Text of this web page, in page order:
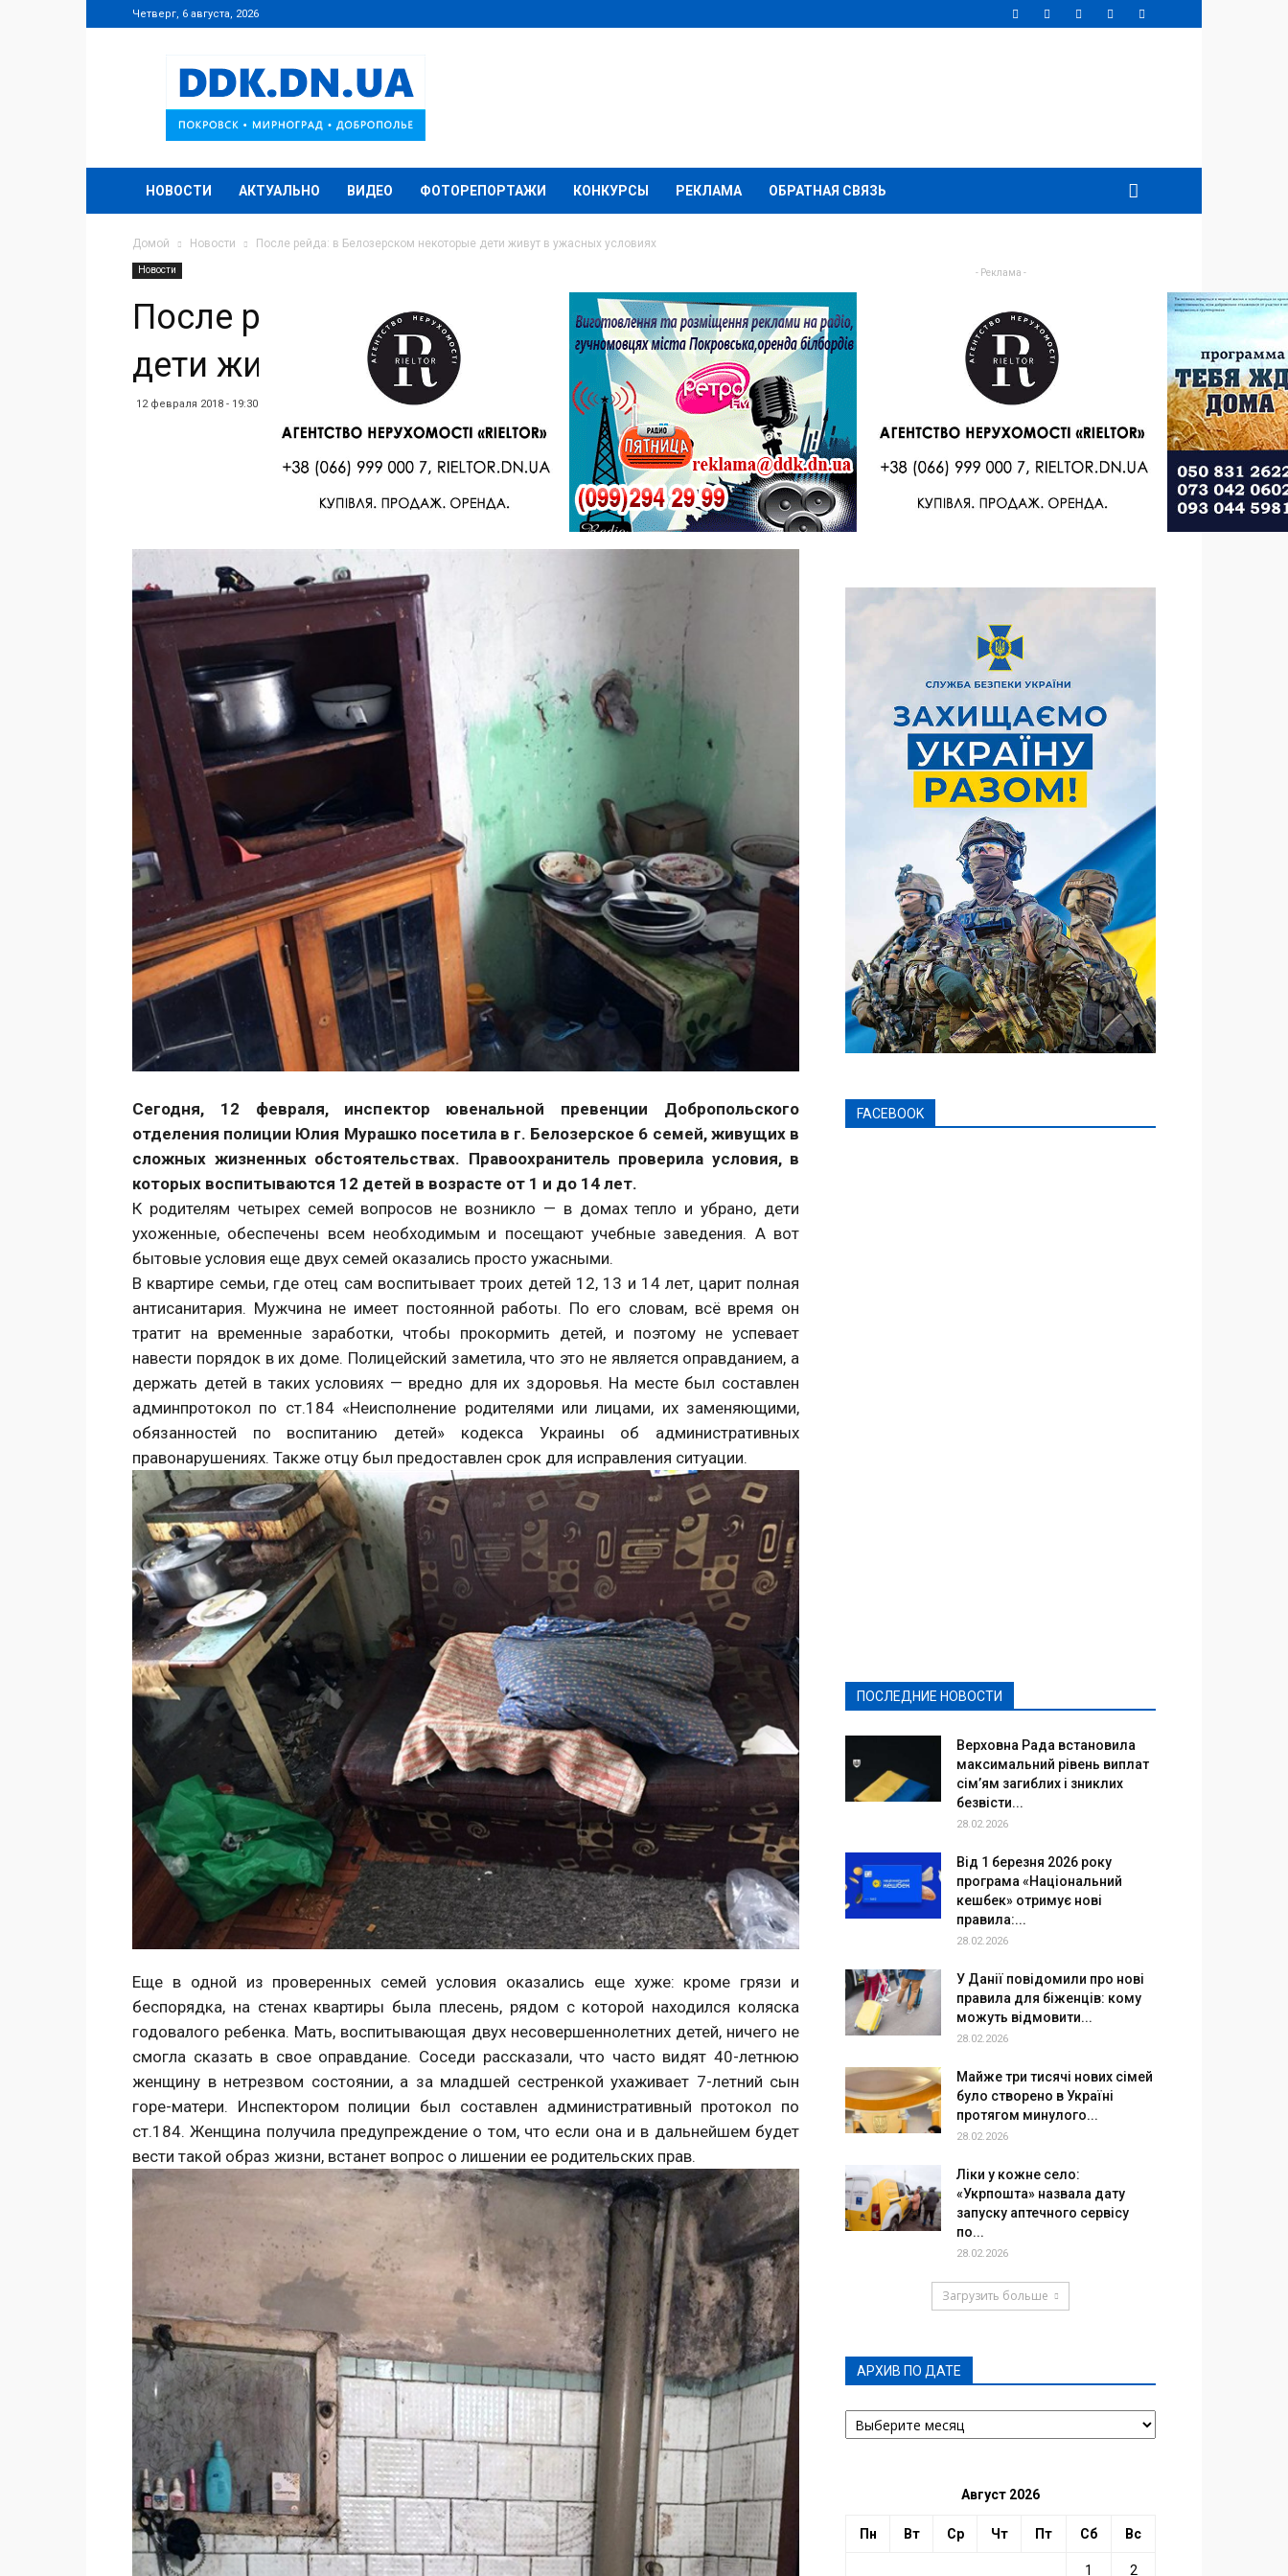
Четверг, 6 августа, 2026
DDK.DN.UA
НОВОСТИ АКТУАЛЬНО ВИДЕО ФОТОРЕПОРТАЖИ КОНКУРСЫ РЕКЛАМА ОБРАТНАЯ СВЯЗЬ
Домой Новости После рейда: в Белозерском некоторые дети живут в ужасных условиях
Новости
После рейда: в Белозерском некоторые
дети живут в ужасных условиях
12 февраля 2018 - 19:30
Сегодня, 12 февраля, инспектор ювенальной превенции Добропольского
отделения полиции Юлия Мурашко посетила в г. Белозерское 6 семей, живущих в
сложных жизненных обстоятельствах. Правоохранитель проверила условия, в
которых воспитываются 12 детей в возрасте от 1 и до 14 лет.
К родителям четырех семей вопросов не возникло — в домах тепло и убрано, дети
ухоженные, обеспечены всем необходимым и посещают учебные заведения. А вот
бытовые условия еще двух семей оказались просто ужасными.
В квартире семьи, где отец сам воспитывает троих детей 12, 13 и 14 лет, царит полная
антисанитария. Мужчина не имеет постоянной работы. По его словам, всё время он
тратит на временные заработки, чтобы прокормить детей, и поэтому не успевает
навести порядок в их доме. Полицейский заметила, что это не является оправданием, а
держать детей в таких условиях — вредно для их здоровья. На месте был составлен
админпротокол по ст.184 «Неисполнение родителями или лицами, их заменяющими,
обязанностей по воспитанию детей» кодекса Украины об административных
правонарушениях. Также отцу был предоставлен срок для исправления ситуации.
Еще в одной из проверенных семей условия оказались еще хуже: кроме грязи и
беспорядка, на стенах квартиры была плесень, рядом с которой находился коляска
годовалого ребенка. Мать, воспитывающая двух несовершеннолетних детей, ничего не
смогла сказать в свое оправдание. Соседи рассказали, что часто видят 40-летнюю
женщину в нетрезвом состоянии, а за младшей сестренкой ухаживает 7-летний сын
горе-матери. Инспектором полиции был составлен административный протокол по
ст.184. Женщина получила предупреждение о том, что если она и в дальнейшем будет
вести такой образ жизни, встанет вопрос о лишении ее родительских прав.
- Реклама -
FACEBOOK
ПОСЛЕДНИЕ НОВОСТИ
Верховна Рада встановила
максимальний рівень виплат
сім’ям загиблих і зниклих
безвісти...
28.02.2026
Від 1 березня 2026 року
програма «Національний
кешбек» отримує нові
правила:...
28.02.2026
У Данії повідомили про нові
правила для біженців: кому
можуть відмовити...
28.02.2026
Майже три тисячі нових сімей
було створено в Україні
протягом минулого...
28.02.2026
Ліки у кожне село:
«Укрпошта» назвала дату
запуску аптечного сервісу
по...
28.02.2026
Загрузить больше
АРХИВ ПО ДАТЕ
АРХИВ
ПО
Август 2026
Пн Вт Ср Чт Пт Сб Вс
1 2